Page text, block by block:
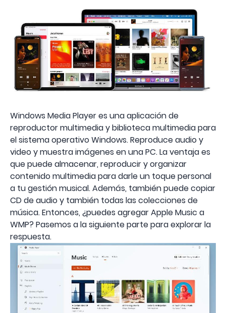
Windows Media Player es una aplicación de
reproductor multimedia y biblioteca multimedia para
el sistema operativo Windows. Reproduce audio y
video y muestra imágenes en una PC. La ventaja es
que puede almacenar, reproducir y organizar
contenido multimedia para darle un toque personal
a tu gestión musical. Además, también puede copiar
CD de audio y también todas las colecciones de
música. Entonces, ¿puedes agregar Apple Music a
WMP? Pasemos a la siguiente parte para explorar la
respuesta.